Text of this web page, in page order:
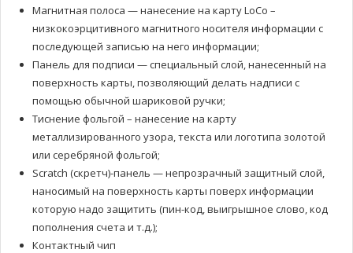
Магнитная полоса — нанесение на карту LoCo –
низкокоэрцитивного магнитного носителя информации с
последующей записью на него информации;
Панель для подписи — специальный слой, нанесенный на
поверхность карты, позволяющий делать надписи с
помощью обычной шариковой ручки;
Тиснение фольгой – нанесение на карту
металлизированного узора, текста или логотипа золотой
или серебряной фольгой;
Scratch (скретч)-панель — непрозрачный защитный слой,
наносимый на поверхность карты поверх информации
которую надо защитить (пин-код, выигрышное слово, код
пополнения счета и т.д.);
Контактный чип